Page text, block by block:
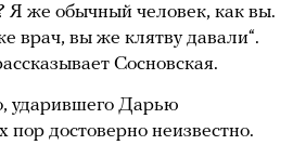
Я же обычный человек, как вы.
врач, вы же клятву давали“.
Сосновская.
ударившего Дарью
пор достоверно неизвестно.